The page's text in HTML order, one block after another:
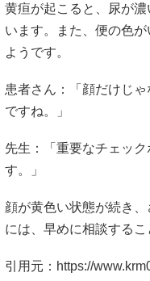
黄疸が起こると、尿が
います。また、便の色
ようです。
患者さん：「顔だけじ
ですね。」
先生：「重要なチェッ
す。」
顔が黄色い状態が続き
には、早めに相談するこ
引用元： https://